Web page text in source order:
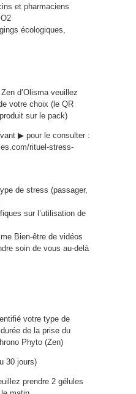
et pharmaciens
écologiques,
d’Olisma veuillez
votre choix (le QR
sur le pack)
▶ pour le consulter :
rituel-stress-
de stress (passager,
sur l’utilisation de
Bien-être de vidéos
soin de vous au-delà
votre type de
de la prise du
Phyto (Zen)
30 jours)
prendre 2 gélules